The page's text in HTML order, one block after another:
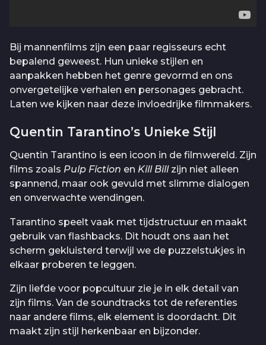
Bij mannenfilms zijn een paar regisseurs echt
bepalend geweest. Hun unieke stijlen en
aanpakken hebben het genre gevormd en ons
onvergetelijke verhalen en personages gebracht.
Laten we kijken naar deze invloedrijke filmmakers.
Quentin Tarantino’s Unieke Stijl
Quentin Tarantino is een icoon in de filmwereld. Zijn
films zoals Pulp Fiction en Kill Billzijn niet alleen
spannend, maar ook gevuld met slimme dialogen
en onverwachte wendingen.
Tarantino speelt vaak met tijdstructuur en maakt
gebruik van flashbacks. Dit houdt ons aan het
scherm gekluisterd terwijl we de puzzelstukjes in
elkaar proberen te leggen.
Zijn liefde voor popcultuur zie je in elk detail van
zijn films. Van de soundtracks tot de referenties
naar andere films, elk element is doordacht. Dit
maakt zijn stijl herkenbaar en bijzonder.